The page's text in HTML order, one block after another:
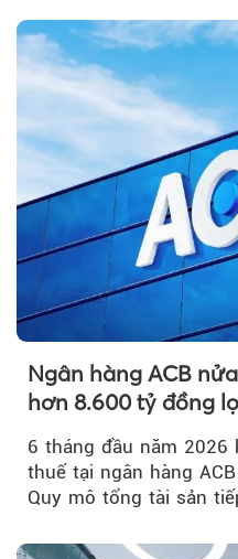
Ngân hàng ACB
hơn 8.600 tỷ đồng
nợ xấu thấp nhất
6 tháng đầu năm 2026
thuế tại ngân hàng
Quy mô tổng tài sản